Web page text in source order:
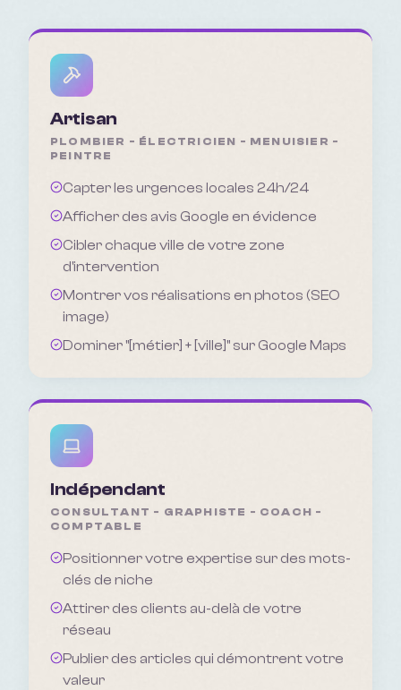
Artisan
PLOMBIER - ÉLECTRICIEN - MENUISIER -
PEINTRE
Capter les urgences locales 24h/24
Afficher des avis Google en évidence
Cibler chaque ville de votre zone
d'intervention
Montrer vos réalisations en photos (SEO
image)
Dominer "[métier] + [ville]" sur Google Maps
Indépendant
CONSULTANT - GRAPHISTE - COACH -
COMPTABLE
Positionner votre expertise sur des mots-
clés de niche
Attirer des clients au-delà de votre
réseau
Publier des articles qui démontrent votre
valeur